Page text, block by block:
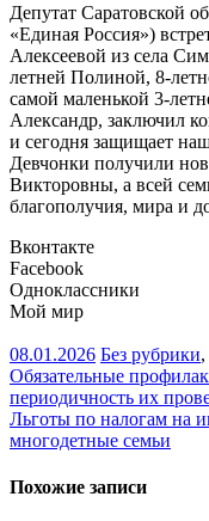
Депутат Саратовской
«Единая Россия»)
Алексеевой из села
летней Полиной, 8-
самой маленькой 3-
Александр, заключил
и сегодня защищает
Девчонки получили
Викторовны, а всей
благополучия, мира и
Вконтакте
Facebook
Одноклассники
Мой мир
08.01.2026 Без рубрики,
Навигация
по
записям
Обязательные
периодичность их
Льготы по налогам на
многодетные семьи
Похожие записи